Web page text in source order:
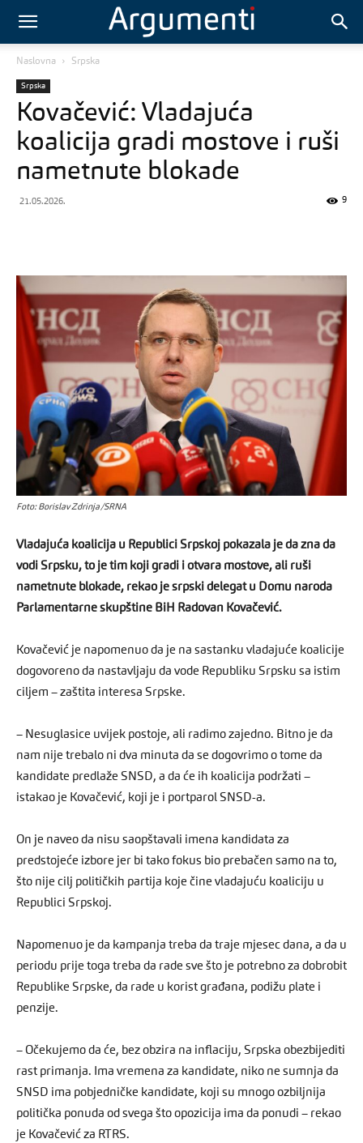
Naslovna Srpska
Srpska
Kovačević: Vladajuća
koalicija gradi mostove i ruši
nametnute blokade
21.05.2026. 9
Foto: Borislav Zdrinja/SRNA
Vladajuća koalicija u Republici Srpskoj pokazala je da zna da
vodi Srpsku, to je tim koji gradi i otvara mostove, ali ruši
nametnute blokade, rekao je srpski delegat u Domu naroda
Parlamentarne skupštine BiH Radovan Kovačević.
Kovačević je napomenuo da je na sastanku vladajuće koalicije
dogovoreno da nastavljaju da vode Republiku Srpsku sa istim
ciljem – zaštita interesa Srpske.
– Nesuglasice uvijek postoje, ali radimo zajedno. Bitno je da
nam nije trebalo ni dva minuta da se dogovrimo o tome da
kandidate predlaže SNSD, a da će ih koalicija podržati –
istakao je Kovačević, koji je i portparol SNSD-a.
On je naveo da nisu saopštavali imena kandidata za
predstojeće izbore jer bi tako fokus bio prebačen samo na to,
što nije cilj političkih partija koje čine vladajuću koaliciju u
Republici Srpskoj.
Napomenuo je da kampanja treba da traje mjesec dana, a da u
periodu prije toga treba da rade sve što je potrebno za dobrobit
Republike Srpske, da rade u korist građana, podižu plate i
penzije.
– Očekujemo da će, bez obzira na inflaciju, Srpska obezbijediti
rast primanja. Ima vremena za kandidate, niko ne sumnja da
SNSD ima pobjedničke kandidate, koji su mnogo ozbiljnija
politička ponuda od svega što opozicija ima da ponudi – rekao
je Kovačević za RTRS.